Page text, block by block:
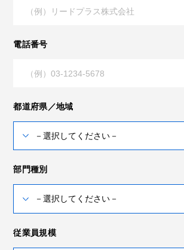
電話番号
都道府県／地域
部門種別
従業員規模